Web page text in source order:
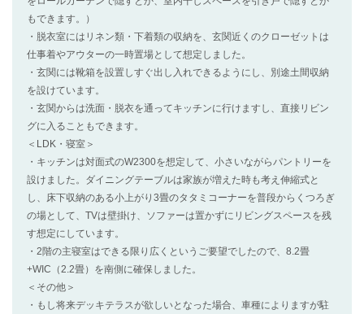
もできます。）
・脱衣室にはリネン類・下着類の収納を、玄関近くのクローゼットは
仕事着やアウターの一時置場として想定しました。
・玄関には靴箱を設置しすぐ出し入れできるようにし、別途土間収納
を設けています。
・玄関からは洗面・脱衣を通ってキッチンに行けますし、直接リビン
グに入ることもできます。
＜LDK・寝室＞
・キッチンは対面式のW2300を想定して、小さいながらパントリーを
設けました。ダイニングテーブルは家族が増えた時も考え伸縮式と
し、床下収納のある小上がり3畳のタタミコーナーを普段からくつろぎ
の場として、TVは壁掛け、ソファーは置かずにリビングスペースを残
す想定にしています。
・2階の主寝室はできる限り広くというご要望でしたので、8.2畳
+WIC（2.2畳）を南側に確保しました。
＜その他＞
・もし将来デッキテラスが欲しいとなった場合、車種によりますが駐